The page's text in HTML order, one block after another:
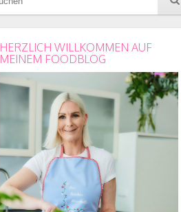
HERZLICH WILLKOMMEN AUF
MEINEM FOODBLOG